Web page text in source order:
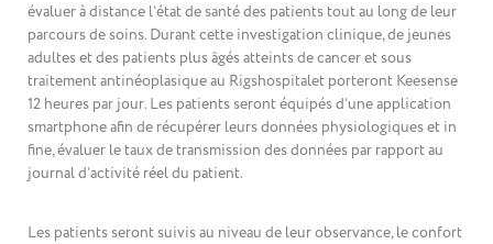
évaluer à distance l’état de santé des patients tout au long de leur
parcours de soins. Durant cette investigation clinique, de jeunes
adultes et des patients plus âgés atteints de cancer et sous
traitement antinéoplasique au Rigshospitalet porteront Keesense
12 heures par jour. Les patients seront équipés d’une application
smartphone afin de récupérer leurs données physiologiques et in
fine, évaluer le taux de transmission des données par rapport au
journal d’activité réel du patient.
Les patients seront suivis au niveau de leur observance, le confort